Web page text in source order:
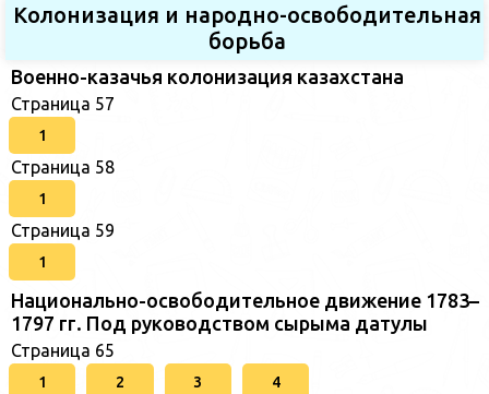
Колонизация и народно-освободительная
борьба
Военно-казачья колонизация казахстана
Страница 57
1
Страница 58
1
Страница 59
1
Национально-освободительное движение 1783–
1797 гг. Под руководством сырыма датулы
Страница 65
1 2 3 4